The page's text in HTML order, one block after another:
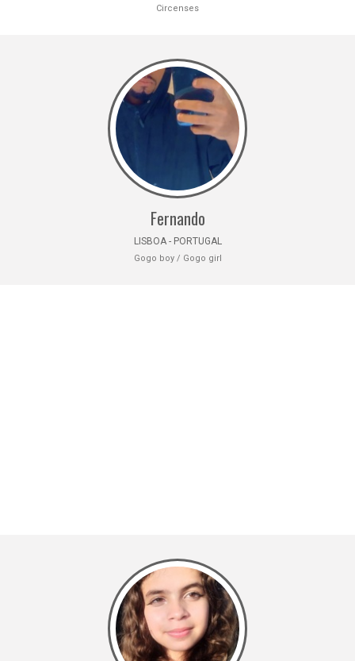
Circenses
Fernando
LISBOA - PORTUGAL
Gogo boy / Gogo girl